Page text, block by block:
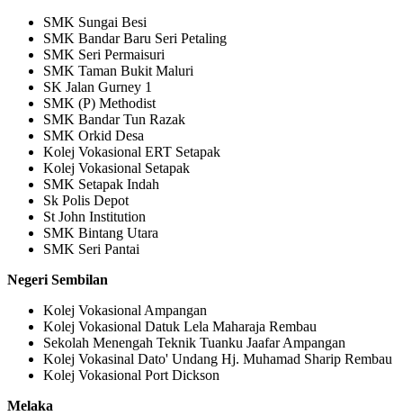
SMK Sungai Besi
SMK Bandar Baru Seri Petaling
SMK Seri Permaisuri
SMK Taman Bukit Maluri
SK Jalan Gurney 1
SMK (P) Methodist
SMK Bandar Tun Razak
SMK Orkid Desa
Kolej Vokasional ERT Setapak
Kolej Vokasional Setapak
SMK Setapak Indah
Sk Polis Depot
St John Institution
SMK Bintang Utara
SMK Seri Pantai
Negeri Sembilan
Kolej Vokasional Ampangan
Kolej Vokasional Datuk Lela Maharaja Rembau
Sekolah Menengah Teknik Tuanku Jaafar Ampangan
Kolej Vokasinal Dato' Undang Hj. Muhamad Sharip Rembau
Kolej Vokasional Port Dickson
Melaka